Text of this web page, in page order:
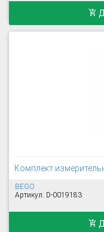
Комплект
BEGO
Артикул: D-0019183